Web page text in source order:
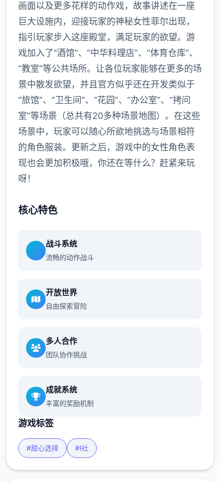
画面以及更多花样的动作戏，故事讲述在一座
巨大设施内，迎接玩家的神秘女性菲尔出现，
指引玩家步入这座殿堂，满足玩家的欲望。游
戏加入了“酒馆”、“中华料理店”、“体育仓库”、
“教室”等公共场所。让各位玩家能够在更多的场
景中散发欲望，并且官方似乎还在开发类似于
“旅馆”、“卫生间”、“花园”、“办公室”、“拷问
室”等场景（总共有20多种场景地图）。在这些
场景中，玩家可以随心所欲地挑选与场景相符
的角色服装。更新之后，游戏中的女性角色表
现也会更加积极哦，你还在等什么？赶紧来玩
呀！
核心特色
战斗系统
流畅的动作战斗
开放世界
自由探索冒险
多人合作
团队协作挑战
成就系统
丰富的奖励机制
游戏标签
#甜心选择 #I社